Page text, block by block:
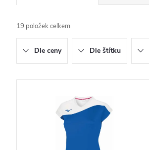
a
z
e
n
19 položek celkem
Dle ceny Dle štítku